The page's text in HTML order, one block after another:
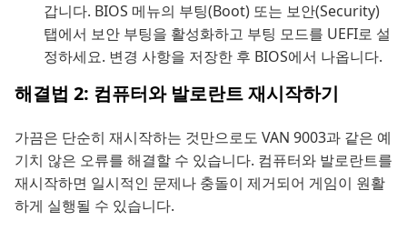
갑니다. BIOS 메뉴의 부팅(Boot) 또는 보안(Security)
탭에서 보안 부팅을 활성화하고 부팅 모드를 UEFI로 설
정하세요. 변경 사항을 저장한 후 BIOS에서 나옵니다.
해결법 2: 컴퓨터와 발로란트 재시작하기
가끔은 단순히 재시작하는 것만으로도 VAN 9003과 같은 예
기치 않은 오류를 해결할 수 있습니다. 컴퓨터와 발로란트를
재시작하면 일시적인 문제나 충돌이 제거되어 게임이 원활
하게 실행될 수 있습니다.